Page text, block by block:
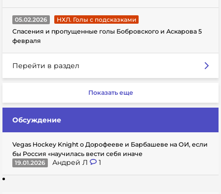
05.02.2026
НХЛ. Голы с подсказками
Спасения и пропущенные голы Бобровского и Аскарова 5
февраля
Перейти в раздел
Показать еще
Обсуждение
Vegas Hockey Knight о Дорофееве и Барбашеве на ОИ, если
бы Россия «научилась вести себя иначе
19.01.2026
Андрей Л 1